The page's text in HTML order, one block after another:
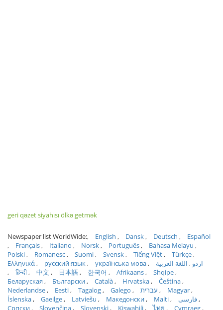
geri qəzet siyahısı ölkə getmək
Newspaper list WorldWide: English Dansk Deutsch
Español
Français
Italiano Norsk Português
Bahasa Melayu
Polski
Romanesc Suomi Svensk Tiếng Việt
Türkçe
Ελληνικά
русский язык українська мова اردو
اللغة العربية
हिन्दी
中文 日本語 한국어 Afrikaans
Shqipe
Беларуская
Български Català Hrvatska
Čeština
Nederlandse
Eesti Tagalog Galego עברית
Magyar
Íslenska
Gaeilge Latviešu Македонски Malti
فارسی
Српски
Slovenčina Slovenski Kiswahili ไทย Cymraeg